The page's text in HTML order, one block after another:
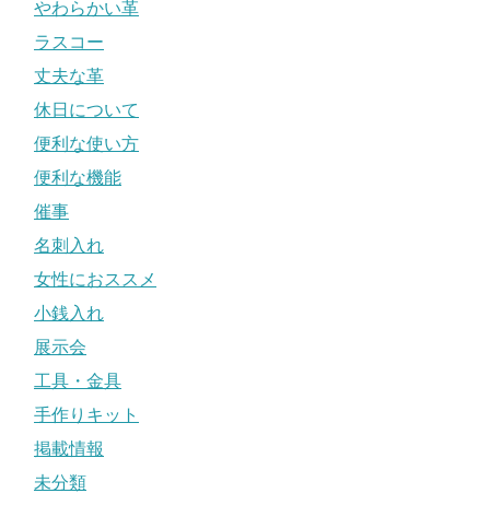
やわらかい革
ラスコー
丈夫な革
休日について
便利な使い方
便利な機能
催事
名刺入れ
女性におススメ
小銭入れ
展示会
工具・金具
手作りキット
掲載情報
未分類